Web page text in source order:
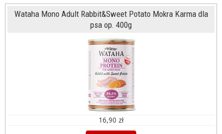
Wataha Mono Adult Rabbit&Sweet Potato Mokra Karma dla
psa op. 400g
16,90 zł